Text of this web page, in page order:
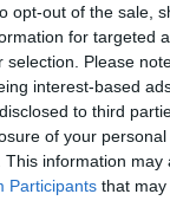
opt-out of the sale,
for targeted
selection. Please
interest-based
to third
of your
This information
Participants that may
Απόψεις |
Η
των